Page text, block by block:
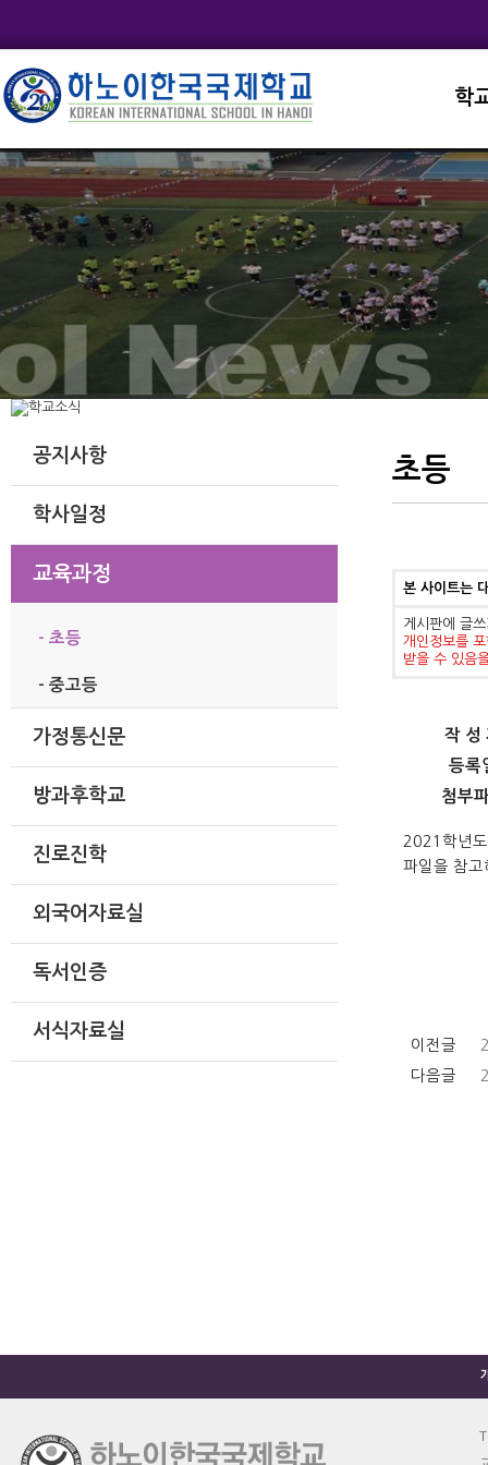
학
학
학
학
공지사항
학사일정
교육과정
- 초등
- 중고등
가정통신문
방과후학교
진로진학
외국어자료실
독서인증
서식자료실
초등
본 사이트는
게시판에 글
개인정보를
받을 수 있음
작 성
등록
첨부
2021학년
파일을 참
이전글
다음글